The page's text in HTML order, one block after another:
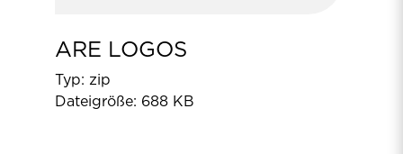
ARE LOGOS
Typ: zip
Dateigröße: 688 KB